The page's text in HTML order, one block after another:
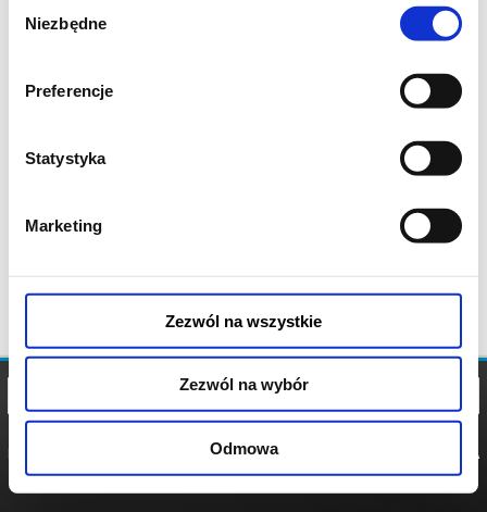
zgody
Niezbędne
Preferencje
Statystyka
Marketing
Zezwól na wszystkie
Zezwól na wybór
Odmowa
POLITYKA
POLITYKA